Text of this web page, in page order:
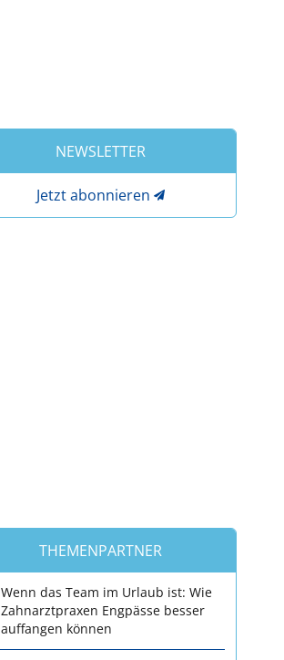
NEWSLETTER
Jetzt abonnieren
THEMENPARTNER
Wenn das Team im Urlaub ist: Wie
Zahnarztpraxen Engpässe besser
auffangen können